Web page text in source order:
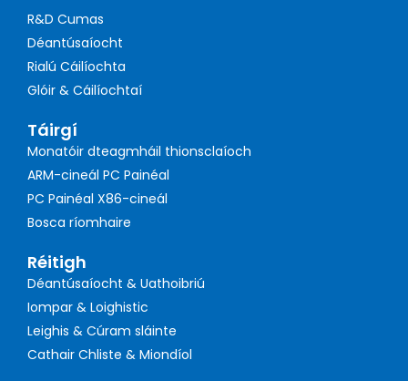
R&D Cumas
Déantúsaíocht
Rialú Cáilíochta
Glóir & Cáilíochtaí
Táirgí
Monatóir dteagmháil thionsclaíoch
ARM-cineál PC Painéal
PC Painéal X86-cineál
Bosca ríomhaire
Réitigh
Déantúsaíocht & Uathoibriú
Iompar & Loighistic
Leighis & Cúram sláinte
Cathair Chliste & Miondíol